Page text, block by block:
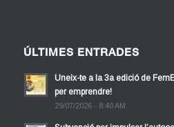
ÚLTIMES ENTRADES
Uneix-te a la 3a edició de
per emprendre!
29/07/2026 - 8:40 AM